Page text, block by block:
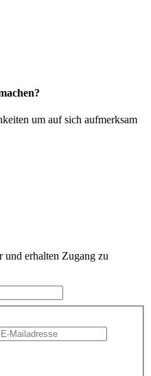
um auf sich aufmerksam
und erhalten Zugang zu